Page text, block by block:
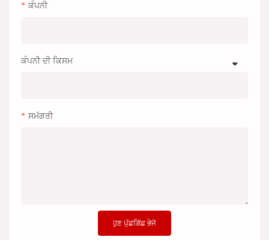
ਕੰਪਨੀ
ਕੰਪਨੀ ਦੀ ਕਿਸਮ
ਸਮੱਗਰੀ
ਹੁਣ ਪੁੱਛਗਿੱਛ ਭੇਜੋ